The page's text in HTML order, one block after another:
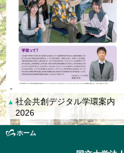
▲ 社会共創デジタル学環案内
2026
ホーム